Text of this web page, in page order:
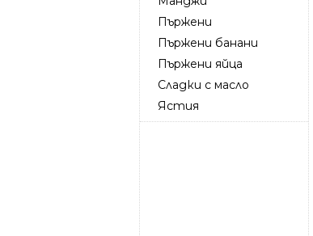
Пържени
Пържени банани
Пържени яйца
Сладки с масло
Ястия